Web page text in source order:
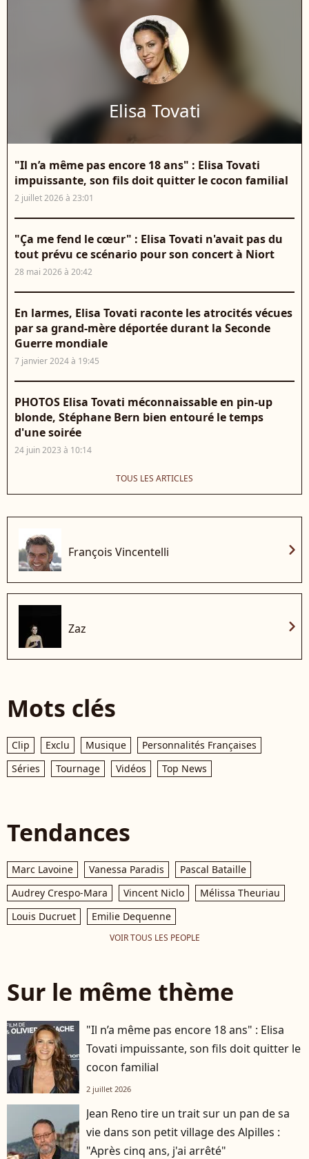
Elisa Tovati
"Il n’a même pas encore 18 ans" : Elisa Tovati
impuissante, son fils doit quitter le cocon familial
2 juillet 2026 à 23:01
"Ça me fend le cœur" : Elisa Tovati n'avait pas du
tout prévu ce scénario pour son concert à Niort
28 mai 2026 à 20:42
En larmes, Elisa Tovati raconte les atrocités vécues
par sa grand-mère déportée durant la Seconde
Guerre mondiale
7 janvier 2024 à 19:45
PHOTOS Elisa Tovati méconnaissable en pin-up
blonde, Stéphane Bern bien entouré le temps
d'une soirée
24 juin 2023 à 10:14
TOUS LES ARTICLES
François Vincentelli chevron_right
Zaz chevron_right
Mots clés
Clip Exclu Musique
Personnalités Françaises
Séries
Tournage Vidéos Top News
Tendances
Marc Lavoine Vanessa Paradis
Pascal Bataille
Audrey Crespo-Mara
Vincent Niclo
Mélissa Theuriau
Louis Ducruet
Emilie Dequenne
VOIR TOUS LES PEOPLE
Sur le même thème
"Il n’a même pas encore 18 ans" : Elisa
Tovati impuissante, son fils doit quitter le
cocon familial
2 juillet 2026
Jean Reno tire un trait sur un pan de sa
vie dans son petit village des Alpilles :
"Après cinq ans, j'ai arrêté"